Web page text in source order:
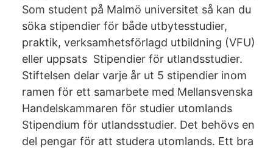
Som student på Malmö universitet så kan du
söka stipendier för både utbytesstudier,
praktik, verksamhetsförlagd utbildning (VFU)
eller uppsats Stipendier för utlandsstudier.
Stiftelsen delar varje år ut 5 stipendier inom
ramen för ett samarbete med Mellansvenska
Handelskammaren för studier utomlands
Stipendium för utlandsstudier. Det behövs en
del pengar för att studera utomlands. Ett bra